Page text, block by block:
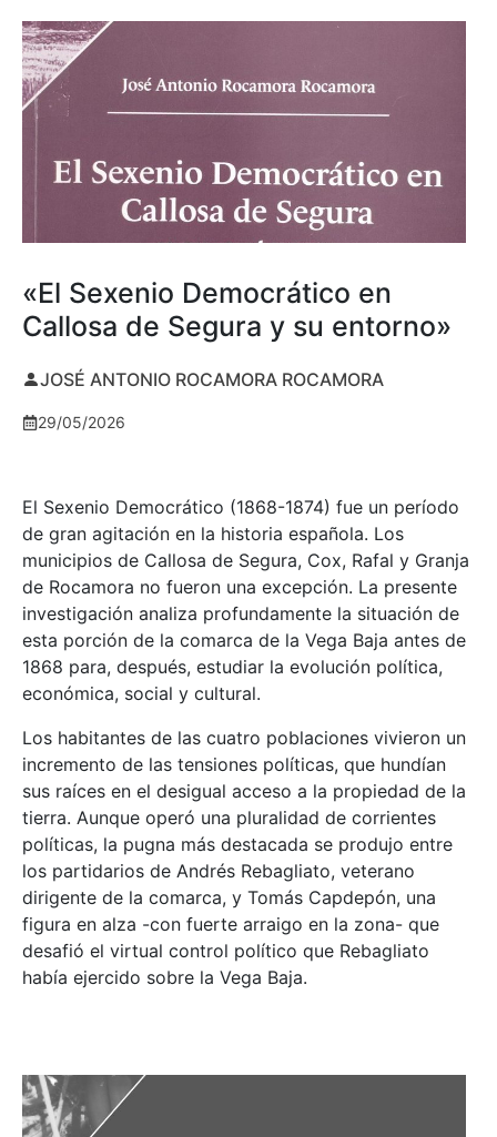
«El Sexenio Democrático en
Callosa de Segura y su entorno»
JOSÉ ANTONIO ROCAMORA ROCAMORA
29/05/2026
El Sexenio Democrático (1868-1874) fue un período
de gran agitación en la historia española. Los
municipios de Callosa de Segura, Cox, Rafal y Granja
de Rocamora no fueron una excepción. La presente
investigación analiza profundamente la situación de
esta porción de la comarca de la Vega Baja antes de
1868 para, después, estudiar la evolución política,
económica, social y cultural.
Los habitantes de las cuatro poblaciones vivieron un
incremento de las tensiones políticas, que hundían
sus raíces en el desigual acceso a la propiedad de la
tierra. Aunque operó una pluralidad de corrientes
políticas, la pugna más destacada se produjo entre
los partidarios de Andrés Rebagliato, veterano
dirigente de la comarca, y Tomás Capdepón, una
figura en alza -con fuerte arraigo en la zona- que
desafió el virtual control político que Rebagliato
había ejercido sobre la Vega Baja.